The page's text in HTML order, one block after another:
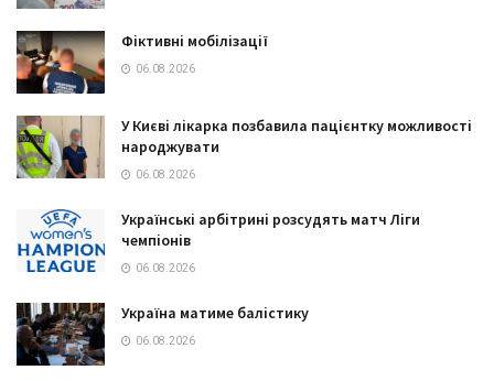
Фіктивні мобілізації
06.08.2026
У Києві лікарка позбавила пацієнтку можливості
народжувати
06.08.2026
Українські арбітрині розсудять матч Ліги
чемпіонів
06.08.2026
Україна матиме балістику
06.08.2026